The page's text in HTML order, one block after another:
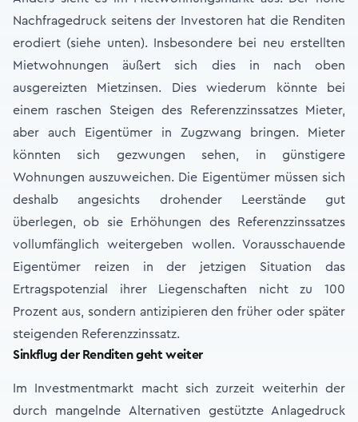
Nachfragedruck seitens der Investoren hat die Renditen
erodiert (siehe unten). Insbesondere bei neu erstellten
Mietwohnungen äußert sich dies in nach oben
ausgereizten Mietzinsen. Dies wiederum könnte bei
einem raschen Steigen des Referenzzinssatzes Mieter,
aber auch Eigentümer in Zugzwang bringen. Mieter
könnten sich gezwungen sehen, in günstigere
Wohnungen auszuweichen. Die Eigentümer müssen sich
deshalb angesichts drohender Leerstände gut
überlegen, ob sie Erhöhungen des Referenzzinssatzes
vollumfänglich weitergeben wollen. Vorausschauende
Eigentümer reizen in der jetzigen Situation das
Ertragspotenzial ihrer Liegenschaften nicht zu 100
Prozent aus, sondern antizipieren den früher oder später
steigenden Referenzzinssatz.
Sinkflug der Renditen geht weiter
Im Investmentmarkt macht sich zurzeit weiterhin der
durch mangelnde Alternativen gestützte Anlagedruck